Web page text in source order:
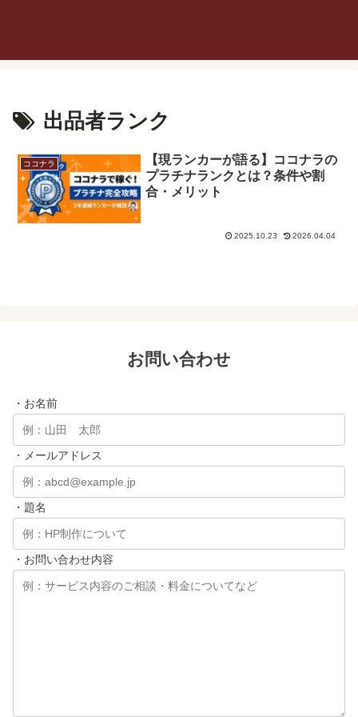
出品者ランク
ココナラ
【現ランカーが語る】ココナラの
プラチナランクとは？条件や割
合・メリット
2025.10.23 2026.04.04
お問い合わせ
・お名前
・メールアドレス
・題名
・お問い合わせ内容